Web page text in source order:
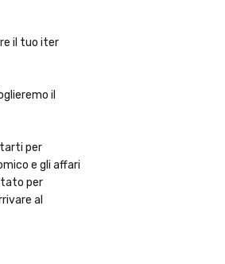
il tuo iter
il
per
e gli affari
per
al